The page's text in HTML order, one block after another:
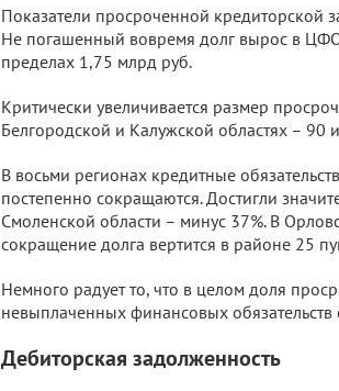
Показатели просроченной кредиторской
Не погашенный вовремя долг вырос в
пределах 1,75 млрд руб.
Критически увеличивается размер
Белгородской и Калужской областях – 90
В восьми регионах кредитные
постепенно сокращаются. Достигли
Смоленской области – минус 37%. В
сокращение долга вертится в районе 25
Немного радует то, что в целом доля
невыплаченных финансовых обязательств
Дебиторская задолженность